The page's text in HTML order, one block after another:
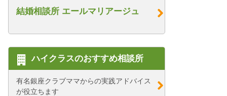
結婚相談所 エールマリアージュ
ハイクラスのおすすめ相談所
有名銀座クラブママからの実践アドバイス
が役立ちます